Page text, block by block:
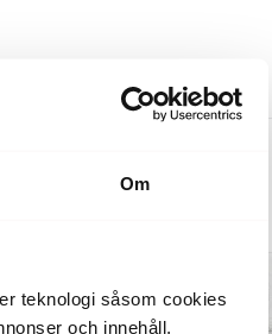
Om
teknologi såsom cookies
och innehåll,